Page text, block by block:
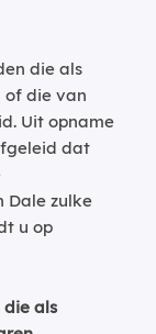
die als
of die van
Uit opname
dat
Dale zulke
u op
als